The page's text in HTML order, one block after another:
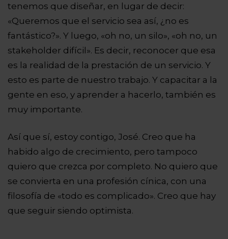
tenemos que diseñar, en lugar de decir:
«Queremos que el servicio sea así, ¿no es
fantástico?». Y luego, «oh no, un silo», «oh no, un
stakeholder difícil». Es decir, reconocer que esa
es la realidad de la prestación de un servicio. Y
esto es parte de nuestro trabajo. Y capacitar a la
gente en eso, y aprender a hacerlo, también es
muy importante.
Así que sí, estoy contigo, José. Creo que ha
habido algo de crecimiento, pero tampoco
quiero que crezca por completo. No quiero que
se convierta en una profesión cínica, con una
filosofía de «todo es complicado». Creo que hay
que seguir siendo optimista.